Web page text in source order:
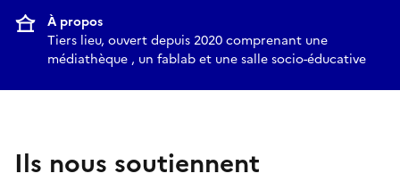
À propos
Tiers lieu, ouvert depuis 2020 comprenant une
médiathèque , un fablab et une salle socio-éducative
Ils nous soutiennent